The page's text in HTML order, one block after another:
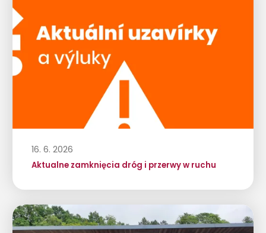
16. 6. 2026
Aktualne zamknięcia dróg i przerwy w ruchu